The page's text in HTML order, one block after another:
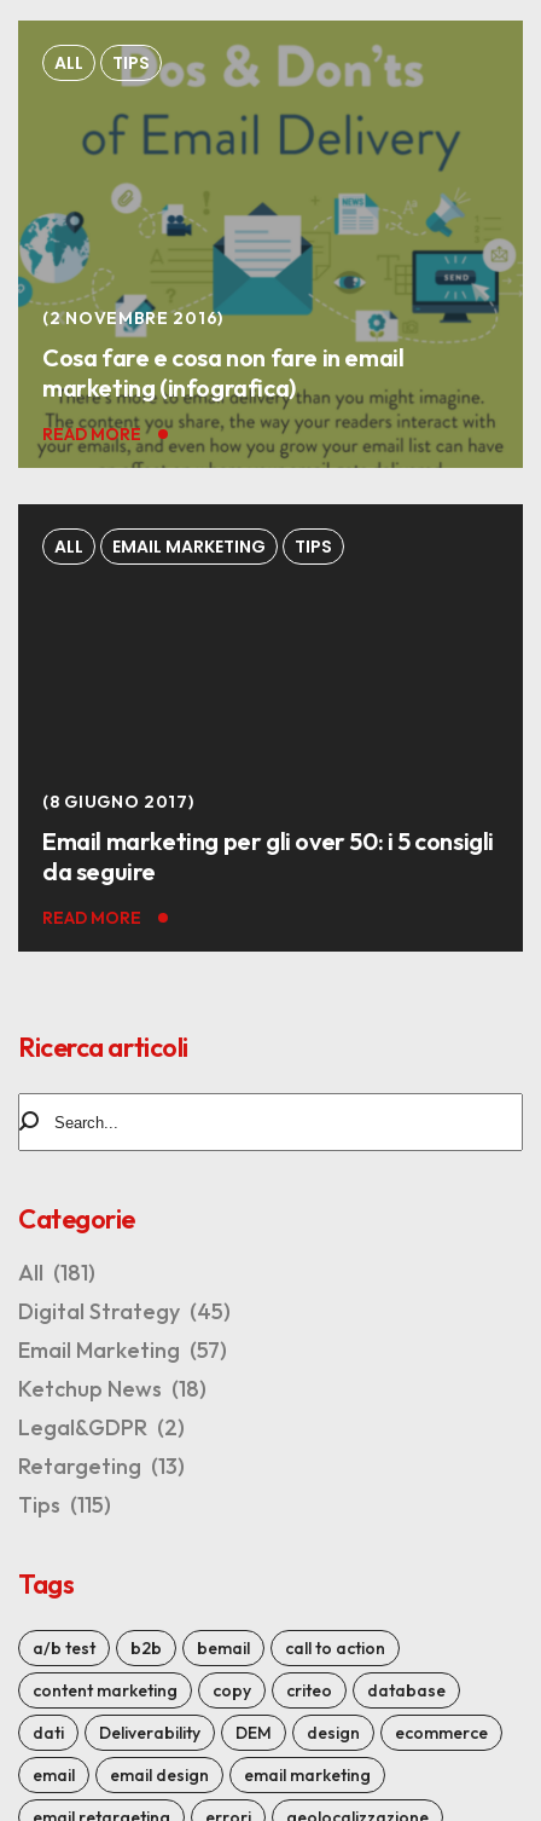
ALL TIPS
2 NOVEMBRE 2016
Cosa fare e cosa non fare in email
marketing (infografica)
READ MORE
ALL EMAIL MARKETING TIPS
8 GIUGNO 2017
Email marketing per gli over 50: i 5 consigli
da seguire
READ MORE
Ricerca articoli
Categorie
All (181)
Digital Strategy (45)
Email Marketing (57)
Ketchup News (18)
Legal&GDPR (2)
Retargeting (13)
Tips (115)
Tags
a/b test b2b bemail
call to action
content marketing
copy criteo
database
dati
Deliverability DEM design
ecommerce
email
email design
email marketing